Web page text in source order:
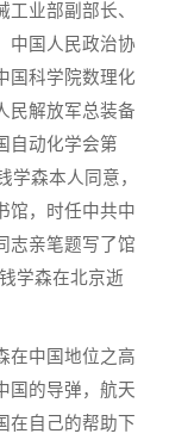
业部副部长、
中国人民政治协
国科学院数理化
民解放军总装备
自动化学会第
学森本人同意，
馆，时任中共中
志亲笔题写了馆
学森在北京逝
在中国地位之高
国的导弹，航天
在自己的帮助下